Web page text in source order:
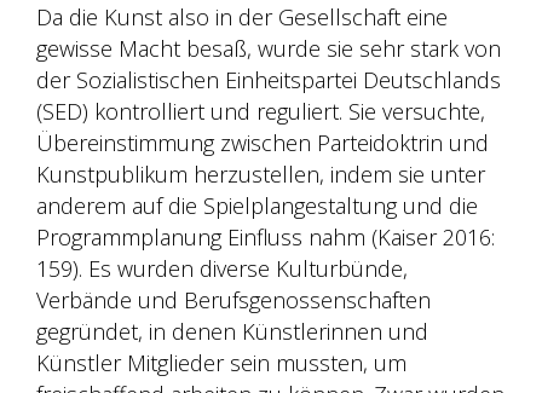
Da die Kunst also in der Gesellschaft eine
gewisse Macht besaß, wurde sie sehr stark von
der Sozialistischen Einheitspartei Deutschlands
(SED) kontrolliert und reguliert. Sie versuchte,
Übereinstimmung zwischen Parteidoktrin und
Kunstpublikum herzustellen, indem sie unter
anderem auf die Spielplangestaltung und die
Programmplanung Einfluss nahm (Kaiser 2016:
159). Es wurden diverse Kulturbünde,
Verbände und Berufsgenossenschaften
gegründet, in denen Künstlerinnen und
Künstler Mitglieder sein mussten, um